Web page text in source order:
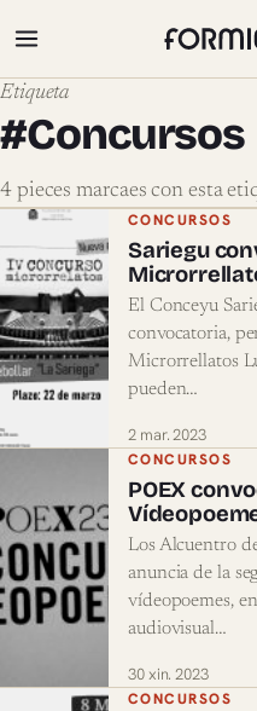
Etiqueta
#Concursos
4 pieces marcaes con esta
Pieces marcaes
CONCURSOS
Sariegu
El Conceyu
convocatoria,
Microrrellatos
pueden…
2 mar. 2023
CONCURSOS
POEX
Los Alcuentro
anuncia de la
vídeopoemes,
audiovisual…
30 xin. 2023
CONCURSOS